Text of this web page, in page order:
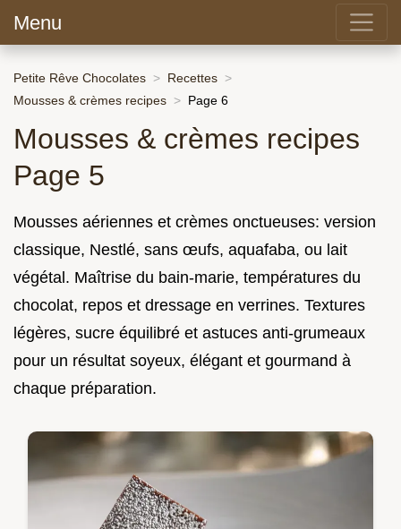
Menu
Petite Rêve Chocolates
Recettes
Mousses & crèmes recipes
Page 6
Mousses & crèmes recipes
Page 5
Mousses aériennes et crèmes onctueuses: version
classique, Nestlé, sans œufs, aquafaba, ou lait
végétal. Maîtrise du bain-marie, températures du
chocolat, repos et dressage en verrines. Textures
légères, sucre équilibré et astuces anti-grumeaux
pour un résultat soyeux, élégant et gourmand à
chaque préparation.